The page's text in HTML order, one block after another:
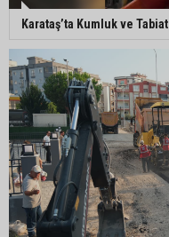
Karataş’ta Kumluk ve